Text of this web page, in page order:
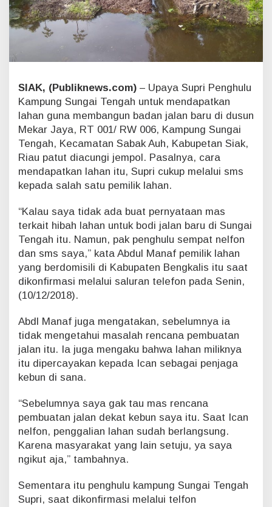
d
e
n
i
k
p
P
e
g
l
d
i
S
a
k
,
M
n
a
L
a
h
H
a
n
y
a
w
a
SIAK, (Publiknews.com) – Upaya Supri Penghulu
Kampung Sungai Tengah untuk mendapatkan
lahan guna membangun badan jalan baru di dusun
Mekar Jaya, RT 001/ RW 006, Kampung Sungai
Tengah, Kecamatan Sabak Auh, Kabupetan Siak,
Riau patut diacungi jempol. Pasalnya, cara
mendapatkan lahan itu, Supri cukup melalui sms
kepada salah satu pemilik lahan.
“Kalau saya tidak ada buat pernyataan mas
terkait hibah lahan untuk bodi jalan baru di Sungai
Tengah itu. Namun, pak penghulu sempat nelfon
dan sms saya,” kata Abdul Manaf pemilik lahan
yang berdomisili di Kabupaten Bengkalis itu saat
dikonfirmasi melalui saluran telefon pada Senin,
(10/12/2018).
Abdl Manaf juga mengatakan, sebelumnya ia
tidak mengetahui masalah rencana pembuatan
jalan itu. Ia juga mengaku bahwa lahan miliknya
itu dipercayakan kepada Ican sebagai penjaga
kebun di sana.
“Sebelumnya saya gak tau mas rencana
pembuatan jalan dekat kebun saya itu. Saat Ican
nelfon, penggalian lahan sudah berlangsung.
Karena masyarakat yang lain setuju, ya saya
ngikut aja,” tambahnya.
Sementara itu penghulu kampung Sungai Tengah
Supri, saat dikonfirmasi melalui telfon